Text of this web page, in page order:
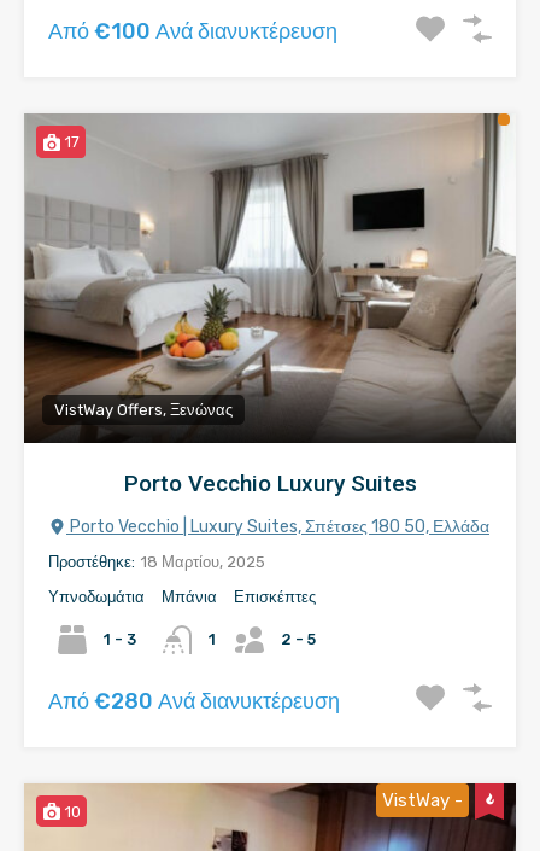
Από €100 Ανά διανυκτέρευση
17
VistWay Offers, Ξενώνας
Porto Vecchio Luxury Suites
Porto Vecchio | Luxury Suites, Σπέτσες 180 50, Ελλάδα
Προστέθηκε: 18 Μαρτίου, 2025
Υπνοδωμάτια
1 - 3
Μπάνια
1
Επισκέπτες
2 - 5
Από €280 Ανά διανυκτέρευση
10
VistWay -